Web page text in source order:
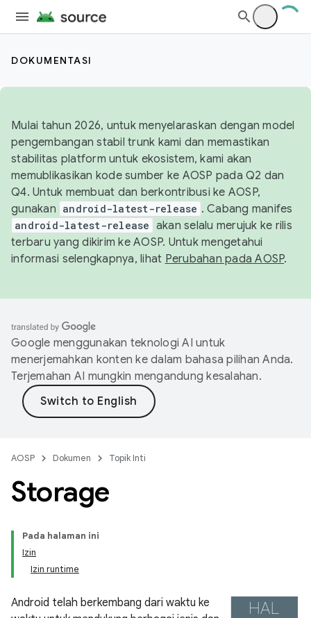
DOKUMENTASI
Mulai tahun 2026, untuk menyelaraskan dengan model
pengembangan stabil trunk kami dan memastikan
stabilitas platform untuk ekosistem, kami akan
memublikasikan kode sumber ke AOSP pada Q2 dan
Q4. Untuk membuat dan berkontribusi ke AOSP,
gunakan android-latest-release . Cabang manifes
android-latest-release akan selalu merujuk ke rilis
terbaru yang dikirim ke AOSP. Untuk mengetahui
informasi selengkapnya, lihat Perubahan pada AOSP.
Google menggunakan teknologi AI untuk
menerjemahkan konten ke dalam bahasa pilihan Anda.
Terjemahan AI mungkin mengandung kesalahan.
AOSP Dokumen Topik Inti
Storage
Pada halaman ini
Izin
Izin runtime
Android telah berkembang dari waktu ke